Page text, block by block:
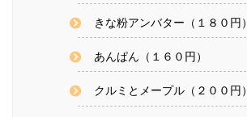
きな粉アンバター（１８０円）
あんぱん（１６０円）
クルミとメープル（２００円）